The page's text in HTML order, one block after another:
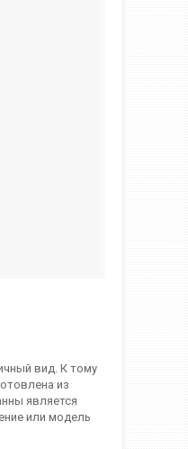
вид. К тому
из
является
или модель